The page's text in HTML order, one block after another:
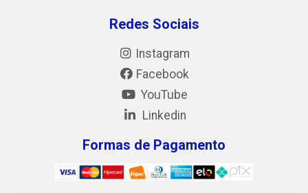
Redes Sociais
Instagram
Facebook
YouTube
Linkedin
Formas de Pagamento